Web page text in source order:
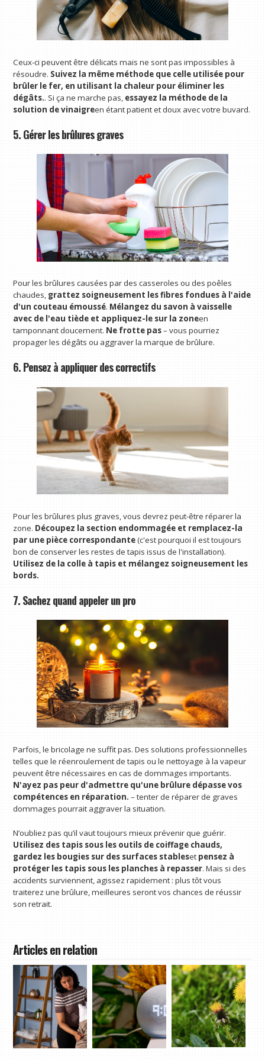
Ceux-ci peuvent être délicats mais ne sont pas impossibles à
résoudre. Suivez la même méthode que celle utilisée pour
brûler le fer, en utilisant la chaleur pour éliminer les
dégâts.. Si ça ne marche pas, essayez la méthode de la
solution de vinaigreen étant patient et doux avec votre buvard.
5. Gérer les brûlures graves
Pour les brûlures causées par des casseroles ou des poêles
chaudes, grattez soigneusement les fibres fondues à l'aide
d'un couteau émoussé. Mélangez du savon à vaisselle
avec de l'eau tiède et appliquez-le sur la zoneen
tamponnant doucement. Ne frotte pas– vous pourriez
propager les dégâts ou aggraver la marque de brûlure.
6. Pensez à appliquer des correctifs
Pour les brûlures plus graves, vous devrez peut-être réparer la
zone. Découpez la section endommagée et remplacez-la
par une pièce correspondante(c'est pourquoi il est toujours
bon de conserver les restes de tapis issus de l'installation).
Utilisez de la colle à tapis et mélangez soigneusement les
bords.
7. Sachez quand appeler un pro
Parfois, le bricolage ne suffit pas. Des solutions professionnelles
telles que le réenroulement de tapis ou le nettoyage à la vapeur
peuvent être nécessaires en cas de dommages importants.
N'ayez pas peur d'admettre qu'une brûlure dépasse vos
compétences en réparation. – tenter de réparer de graves
dommages pourrait aggraver la situation.
N’oubliez pas qu’il vaut toujours mieux prévenir que guérir.
Utilisez des tapis sous les outils de coiffage chauds,
gardez les bougies sur des surfaces stableset pensez à
protéger les tapis sous les planches à repasser. Mais si des
accidents surviennent, agissez rapidement : plus tôt vous
traiterez une brûlure, meilleures seront vos chances de réussir
son retrait.
Articles en relation